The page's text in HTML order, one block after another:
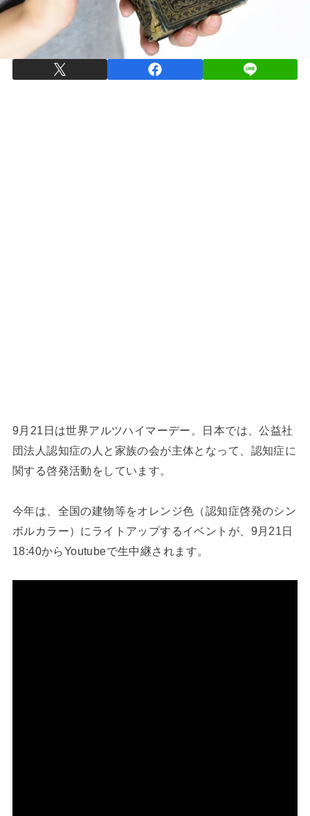
9月21日は世界アルツハイマーデー。日本では、公益社
団法人認知症の人と家族の会が主体となって、認知症に
関する啓発活動をしています。
今年は、全国の建物等をオレンジ色（認知症啓発のシン
ボルカラー）にライトアップするイベントが、9月21日
18:40からYoutubeで生中継されます。